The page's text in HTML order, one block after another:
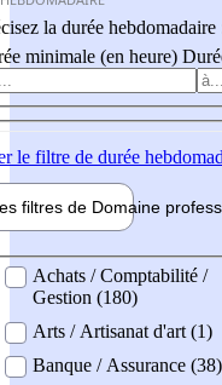
la durée hebdomadaire
minimale (en heure)
le filtre de durée
filtres de Domaine pro
professionel
Achats / Comptabilité /
Gestion (180)
Arts / Artisanat d'art (1)
Banque / Assurance (38)